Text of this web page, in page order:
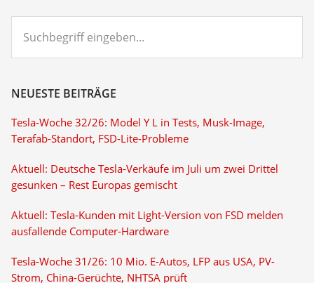
eingeben...
NEUESTE BEITRÄGE
Tesla-Woche 32/26: Model Y L in Tests, Musk-Image,
Terafab-Standort, FSD-Lite-Probleme
Aktuell: Deutsche Tesla-Verkäufe im Juli um zwei Drittel
gesunken – Rest Europas gemischt
Aktuell: Tesla-Kunden mit Light-Version von FSD melden
ausfallende Computer-Hardware
Tesla-Woche 31/26: 10 Mio. E-Autos, LFP aus USA, PV-
Strom, China-Gerüchte, NHTSA prüft